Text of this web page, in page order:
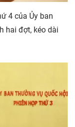
4 của Ủy ban
hai đợt, kéo dài